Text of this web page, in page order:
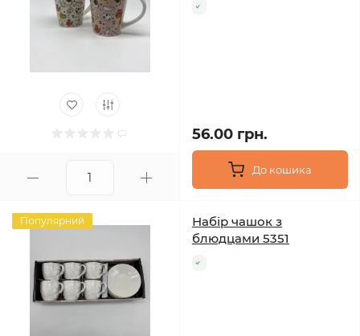
56.00 грн.
До кошика
Популярний
Набір чашок з
блюдцами 5351